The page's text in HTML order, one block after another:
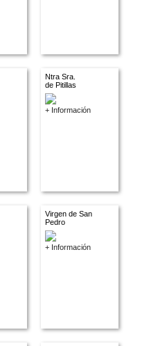
Ntra Sra.
de Pitillas
+ Información
Virgen de San
Pedro
+ Información